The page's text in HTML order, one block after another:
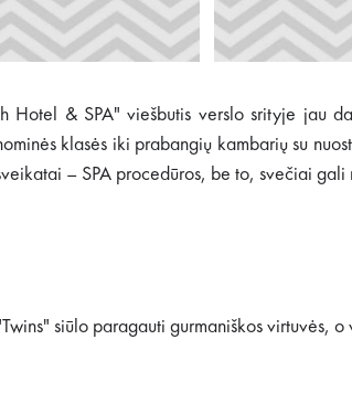
Hotel & SPA" viešbutis verslo srityje jau
klasės iki prabangių kambarių su
– SPA procedūros, be to, svečiai
siūlo paragauti gurmaniškos virtuvės,